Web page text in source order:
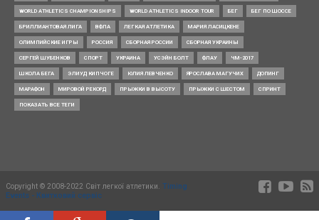
WORLD ATHLETICS CHAMPIONSHIPS WORLD ATHLETICS INDOOR TOUR БЕГ БЕГ ПО ШОССЕ
БРИЛЛИАНТОВАЯ ЛИГА ВФЛА ЛЕГКАЯ АТЛЕТИКА МАРИЯ ЛАСИЦКЕНЕ
ОЛИМПИЙСКИЕ ИГРЫ РОССИЯ СБОРНАЯ РОССИИ СБОРНАЯ УКРАИНЫ
СЕРГЕЙ ШУБЕНКОВ СПОРТ УКРАИНА УСЭЙН БОЛТ ФЛАУ ЧМ-2017
ШКОЛА БЕГА ЭЛИУД КИПЧОГЕ ЮЛИЯ ЛЕВЧЕНКО ЯРОСЛАВА МАГУЧИХ ДОПИНГ
МАРАФОН МИРОВОЙ РЕКОРД ПРЫЖКИ В ВЫСОТУ ПРЫЖКИ С ШЕСТОМ СПРИНТ
ПОКАЗАТЬ ВСЕ ТЕГИ
Copyright © 2008-2022 Світ легкої атлетики. Timing
Events - Квитковий сервіс